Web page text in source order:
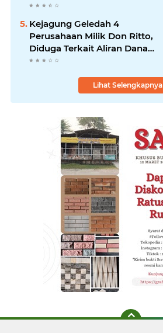
Kejagung Geledah 4
Perusahaan Milik Don Ritto,
Diduga Terkait Aliran Dana
TPPU
Lihat Selengkapnya